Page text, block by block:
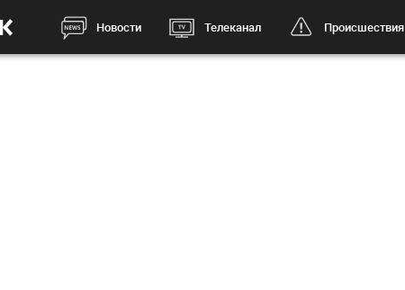
Новости Телеканал Происшествия